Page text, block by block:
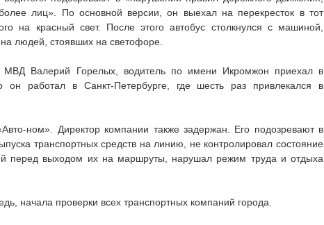
лиц». По основной версии, он выехал на перекресток в тот
на красный свет. После этого автобус столкнулся с машиной,
людей, стоявших на светофоре.
МВД Валерий Горелых, водитель по имени Икромжон приехал в
работал в Санкт-Петербурге, где шесть раз привлекался в
ном». Директор компании также задержан. Его подозревают в
транспортных средств на линию, не контролировал состояние
перед выходом их на маршруты, нарушал режим труда и отдыха
начала проверки всех транспортных компаний города.